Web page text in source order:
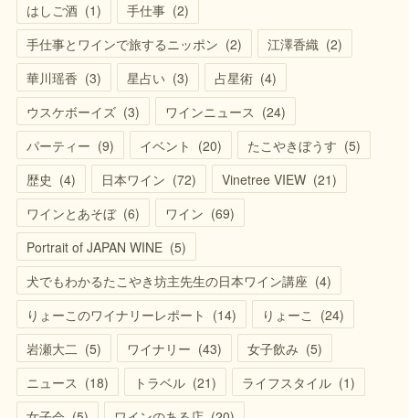
はしご酒 (1) 手仕事 (2)
手仕事とワインで旅するニッポン (2) 江澤香織 (2)
華川瑶香 (3) 星占い (3) 占星術 (4)
ウスケボーイズ (3) ワインニュース (24)
パーティー (9) イベント (20) たこやきぼうす (5)
歴史 (4) 日本ワイン (72) Vinetree VIEW (21)
ワインとあそぼ (6) ワイン (69)
Portrait of JAPAN WINE (5)
犬でもわかるたこやき坊主先生の日本ワイン講座 (4)
りょーこのワイナリーレポート (14) りょーこ (24)
岩瀬大二 (5) ワイナリー (43) 女子飲み (5)
ニュース (18) トラベル (21) ライフスタイル (1)